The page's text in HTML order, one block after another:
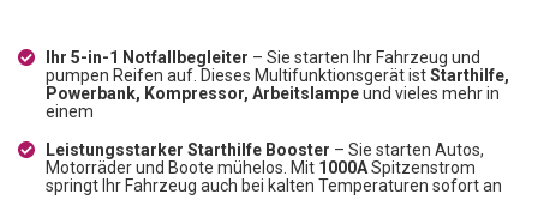
Ihr 5-in-1 Notfallbegleiter – Sie starten Ihr Fahrzeug und
pumpen Reifen auf. Dieses Multifunktionsgerät istStarthilfe,
Powerbank, Kompressor, Arbeitslampeund vieles mehr in
einem
Leistungsstarker Starthilfe Booster – Sie starten Autos,
Motorräder und Boote mühelos. Mit 1000ASpitzenstrom
springt Ihr Fahrzeug auch bei kalten Temperaturen sofort an